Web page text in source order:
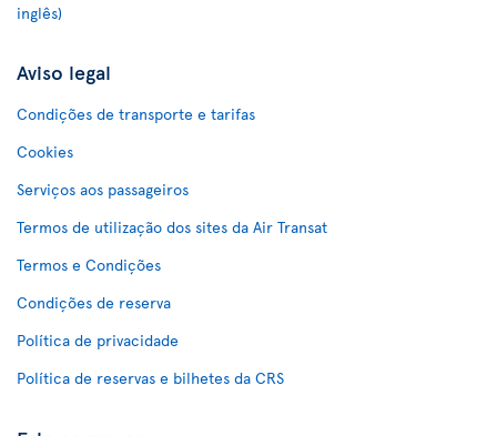
inglês)
Aviso legal
Condições de transporte e tarifas
Cookies
Serviços aos passageiros
Termos de utilização dos sites da Air Transat
Termos e Condições
Condições de reserva
Política de privacidade
Política de reservas e bilhetes da CRS